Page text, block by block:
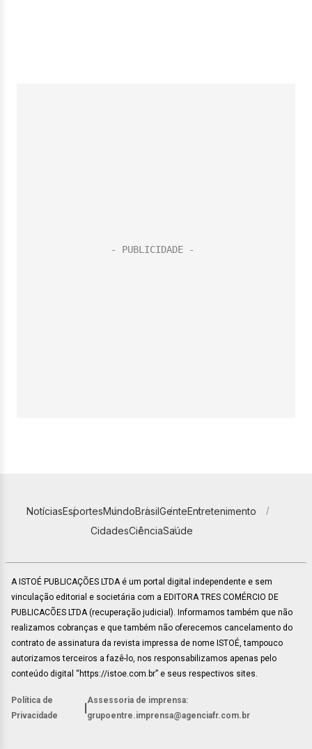
NotíciasEsportesMundoBrasilGenteEntretenimento
CidadesCiênciaSaúde
A ISTOÉ PUBLICAÇÕES LTDA é um portal digital independente e sem
vinculação editorial e societária com a EDITORA TRES COMÉRCIO DE
PUBLICACÕES LTDA (recuperação judicial). Informamos também que não
realizamos cobranças e que também não oferecemos cancelamento do
contrato de assinatura da revista impressa de nome ISTOÉ, tampouco
autorizamos terceiros a fazê-lo, nos responsabilizamos apenas pelo
conteúdo digital “https://istoe.com.br” e seus respectivos sites.
Política de
Privacidade
Assessoria de imprensa:
grupoentre.imprensa@agenciafr.com.br